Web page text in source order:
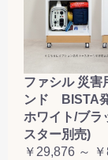
ファシル 災害
ンド BISTA
ホワイト/ブ
スター別売)
￥29,876 ～